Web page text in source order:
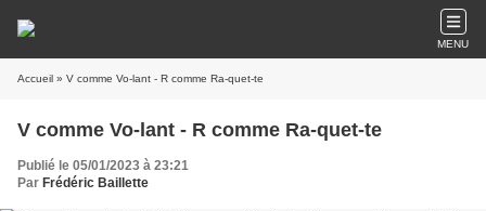
MENU
Accueil » V comme Vo-lant - R comme Ra-quet-te
V comme Vo-lant - R comme Ra-quet-te
Publié le 05/01/2023 à 23:21
Par Frédéric Baillette